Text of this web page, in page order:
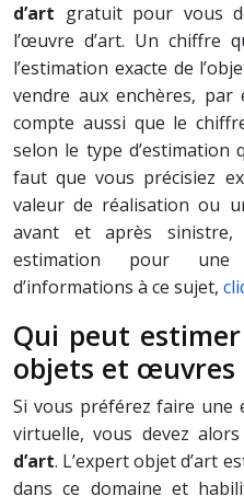
d’art gratuit pour vous
l’œuvre d’art. Un chiffre
l’estimation exacte de
vendre aux enchères,
compte aussi que le
selon le type d’estimation
faut que vous précisiez
valeur de réalisation ou
avant et après
estimation pour une
d’informations à ce sujet,
Qui peut
objets et œuvres
Si vous préférez faire une
virtuelle, vous devez
d’art. L’expert objet d’art
dans ce domaine et